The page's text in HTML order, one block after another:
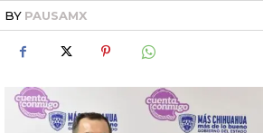
BY PAUSAMX